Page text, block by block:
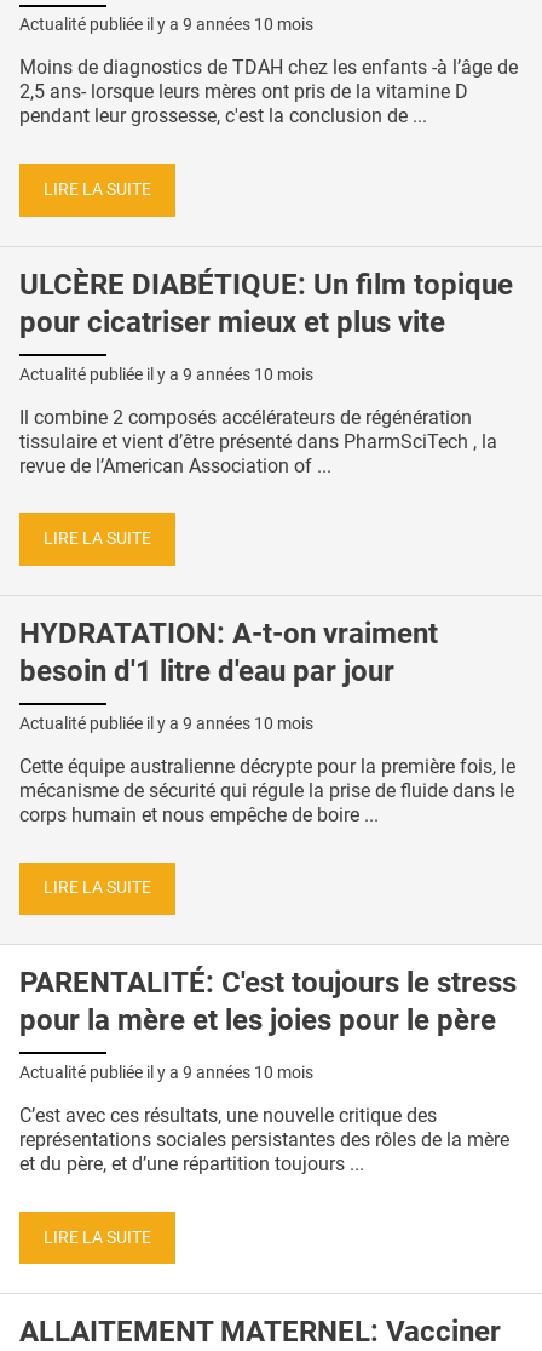
Actualité publiée il y a 9 années 10 mois
Moins de diagnostics de TDAH chez les enfants -à l’âge de
2,5 ans- lorsque leurs mères ont pris de la vitamine D
pendant leur grossesse, c'est la conclusion de ...
LIRE LA SUITE
ULCÈRE DIABÉTIQUE: Un film topique
pour cicatriser mieux et plus vite
Actualité publiée il y a 9 années 10 mois
Il combine 2 composés accélérateurs de régénération
tissulaire et vient d’être présenté dans PharmSciTech , la
revue de l’American Association of ...
LIRE LA SUITE
HYDRATATION: A-t-on vraiment
besoin d'1 litre d'eau par jour
Actualité publiée il y a 9 années 10 mois
Cette équipe australienne décrypte pour la première fois, le
mécanisme de sécurité qui régule la prise de fluide dans le
corps humain et nous empêche de boire ...
LIRE LA SUITE
PARENTALITÉ: C'est toujours le stress
pour la mère et les joies pour le père
Actualité publiée il y a 9 années 10 mois
C’est avec ces résultats, une nouvelle critique des
représentations sociales persistantes des rôles de la mère
et du père, et d’une répartition toujours ...
LIRE LA SUITE
ALLAITEMENT MATERNEL: Vacciner